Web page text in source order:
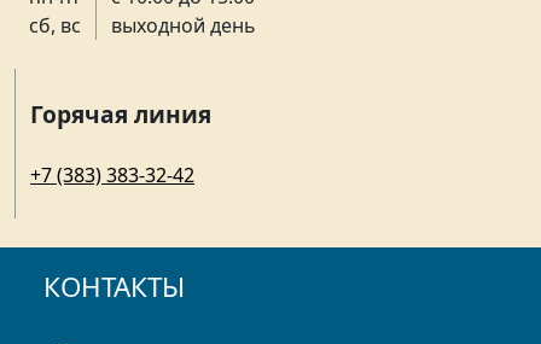
сб, вс
выходной день
Горячая линия
+7 (383) 383-32-42
КОНТАКТЫ